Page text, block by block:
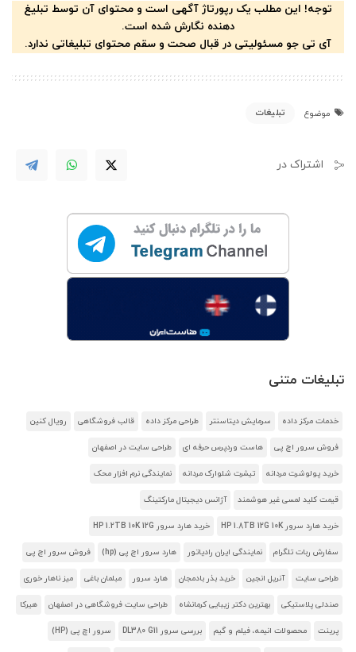
توجه! این مطلب یک رپورتاژ آگهی است و محتوای آن توسط تبلیغ
دهنده نگارش شده است.
آی تی جو مسئولیتی در قبال صحت و سقم محتوای تبلیغاتی ندارد.
موضوع تبلیغات
اشتراک در
تبلیغات متنی
خدمات مرکز داده سرمایش دیتاسنتر طراحی مرکز داده قالب فروشگاهی رویال کنین
فروش سرور اچ پی هاست وردپرس حرفه ای طراحی سایت در اصفهان
خرید پولوشرت مردانه تیشرت شلوارک مردانه نمایندگی نرم افزار محک
قیمت کلید لمسی غیر هوشمند آژانس دیجیتال مارکتینگ
خرید هارد سرور HP 1.8TB 12G 10K خرید هارد سرور HP 1.2TB 10K 12G
سفارش ربات تلگرام نمایندگی ایران رادیاتور هارد سرور اچ پی (hp) فروش سرور اچ پی
طراحی سایت آنریل انجین خرید بذر بادمجان هارد سرور مبلمان باغی میز ناهار خوری
صندلی پلاستیکی بهترین دکتر زیبایی کرمانشاه طراحی سایت فروشگاهی در اصفهان هیرکا
پرینت محصولات انیمه، فیلم و گیم بررسی سرور DL380 G11 سرور اچ پی (HP)